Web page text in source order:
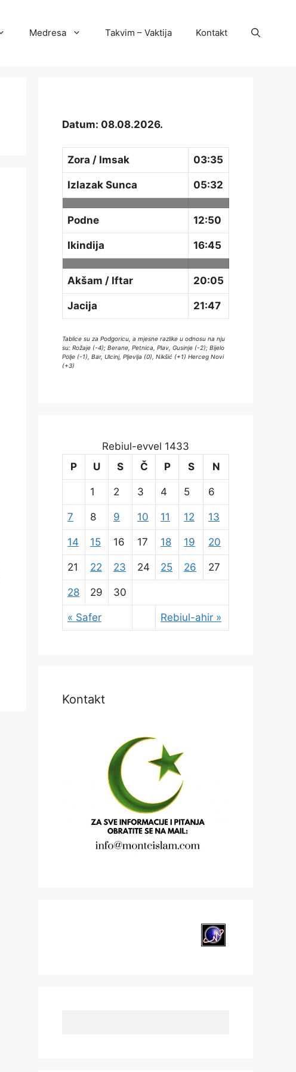
Medresa Takvim – Vaktija Kontakt
Datum: 08.08.2026.
Zora / Imsak 03:35
Izlazak Sunca 05:32
Podne 12:50
Ikindija 16:45
Akšam / Iftar 20:05
Jacija 21:47
Tablice su za Podgoricu, a mjesne razlike u odnosu na nju
su: Rožaje (-4); Berane, Petnica, Plav, Gusinje (-2); Bijelo
Polje (-1), Bar, Ulcinj, Pljevlja (0), Nikšić (+1) Herceg Novi
(+3)
Rebiul-evvel 1433
P
U S Č P S N
« Safer Rebiul-ahir »
1 2 3 4 5 6
7 8 9 10 11 12 13
14 15 16 17 18 19 20
21 22 23 24 25 26 27
28 29 30
Kontakt